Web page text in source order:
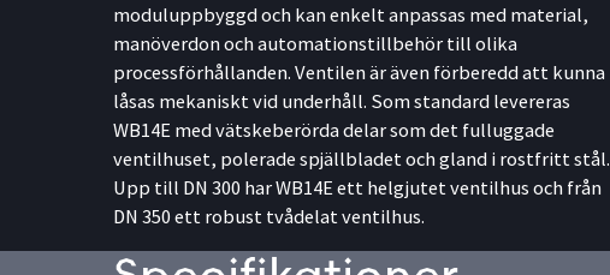
moduluppbyggd och kan enkelt anpassas med material,
manöverdon och automationstillbehör till olika
processförhållanden. Ventilen är även förberedd att kunna
låsas mekaniskt vid underhåll. Som standard levereras
WB14E med vätskeberörda delar som det fulluggade
ventilhuset, polerade spjällbladet och gland i rostfritt stål.
Upp till DN 300 har WB14E ett helgjutet ventilhus och från
DN 350 ett robust tvådelat ventilhus.